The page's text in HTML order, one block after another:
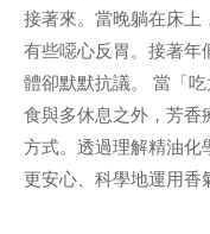
接著來。當晚躺在床上
有些噁心反胃。接著年
體卻默默抗議。 當「吃太多」變成腸胃的負擔，除了清淡飲
食與多休息之外，芳香
方式。透過理解精油化
更安心、科學地運用香